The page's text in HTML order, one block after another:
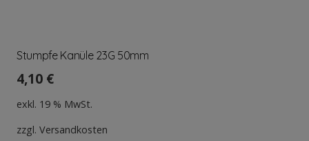
Stumpfe Kanüle 23G 50mm
4,10 €
exkl. 19 % MwSt.
zzgl. Versandkosten